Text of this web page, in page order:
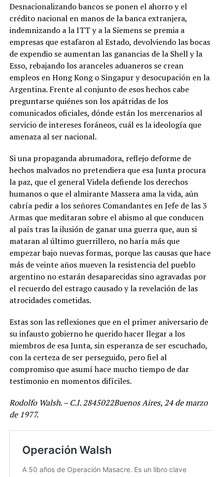
Desnacionalizando bancos se ponen el ahorro y el
crédito nacional en manos de la banca extranjera,
indemnizando a la ITT y a la Siemens se premia a
empresas que estafaron al Estado, devolviendo las bocas
de expendio se aumentan las ganancias de la Shell y la
Esso, rebajando los aranceles aduaneros se crean
empleos en Hong Kong o Singapur y desocupación en la
Argentina. Frente al conjunto de esos hechos cabe
preguntarse quiénes son los apátridas de los
comunicados oficiales, dónde están los mercenarios al
servicio de intereses foráneos, cuál es la ideología que
amenaza al ser nacional.
Si una propaganda abrumadora, reflejo deforme de
hechos malvados no pretendiera que esa Junta procura
la paz, que el general Videla defiende los derechos
humanos o que el almirante Massera ama la vida, aún
cabría pedir a los señores Comandantes en Jefe de las 3
Armas que meditaran sobre el abismo al que conducen
al país tras la ilusión de ganar una guerra que, aun si
mataran al último guerrillero, no haría más que
empezar bajo nuevas formas, porque las causas que hace
más de veinte años mueven la resistencia del pueblo
argentino no estarán desaparecidas sino agravadas por
el recuerdo del estrago causado y la revelación de las
atrocidades cometidas.
Estas son las reflexiones que en el primer aniversario de
su infausto gobierno he querido hacer llegar a los
miembros de esa Junta, sin esperanza de ser escuchado,
con la certeza de ser perseguido, pero fiel al
compromiso que asumí hace mucho tiempo de dar
testimonio en momentos difíciles.
Rodolfo Walsh. – C.I. 2845022Buenos Aires, 24 de marzo
de 1977.